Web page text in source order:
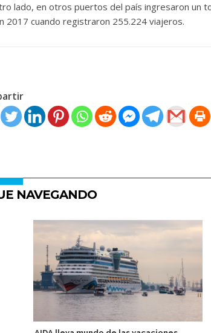
lado, en otros puertos del país ingresaron un
2017 cuando registraron 255.224 viajeros.
NAVEGANDO